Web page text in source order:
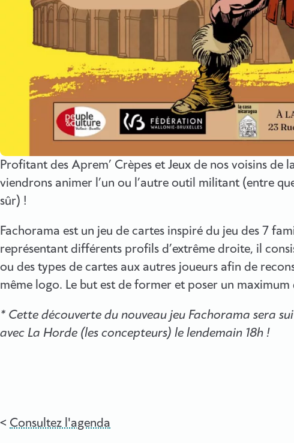
Profitant des Aprem’ Crèpes et Jeux de nos voisins de
viendrons animer l’un ou l’autre outil militant (entre
sûr) !
Fachorama est un jeu de cartes inspiré du jeu des 7
représentant différents profils d’extrême droite, il
ou des types de cartes aux autres joueurs afin de
même logo. Le but est de former et poser un
* Cette découverte du nouveau jeu Fachorama sera
avec La Horde (les concepteurs) le lendemain 18h !
Consultez l'agenda